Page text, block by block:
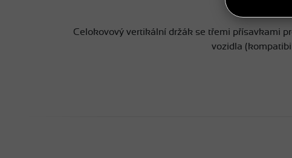
Celokovový vertikální držák se třemi přísavkami
vozidla